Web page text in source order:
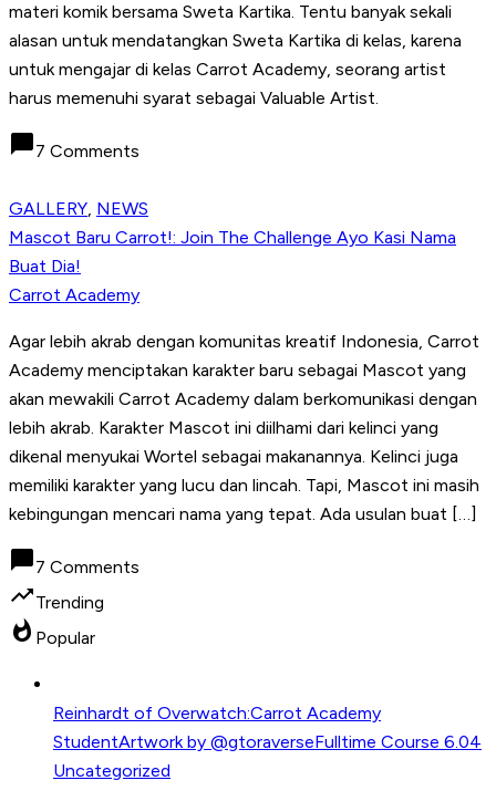
materi komik bersama Sweta Kartika. Tentu banyak sekali
alasan untuk mendatangkan Sweta Kartika di kelas, karena
untuk mengajar di kelas Carrot Academy, seorang artist
harus memenuhi syarat sebagai Valuable Artist.
chat_bubble7 Comments
GALLERY, NEWS
Mascot Baru Carrot!: Join The Challenge Ayo Kasi Nama
Buat Dia!
Carrot Academy
Agar lebih akrab dengan komunitas kreatif Indonesia, Carrot
Academy menciptakan karakter baru sebagai Mascot yang
akan mewakili Carrot Academy dalam berkomunikasi dengan
lebih akrab. Karakter Mascot ini diilhami dari kelinci yang
dikenal menyukai Wortel sebagai makanannya. Kelinci juga
memiliki karakter yang lucu dan lincah. Tapi, Mascot ini masih
kebingungan mencari nama yang tepat. Ada usulan buat […]
chat_bubble7 Comments
trending_upTrending
whatshot Popular
Reinhardt of Overwatch:Carrot Academy
StudentArtwork by @gtoraverseFulltime Course 6.04
Uncategorized